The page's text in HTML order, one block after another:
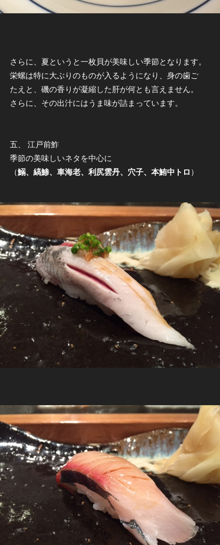
さらに、夏というと一枚貝が美味しい季節となります。
栄螺は特に大ぶりのものが入るようになり、身の歯ご
たえと、磯の香りが凝縮した肝が何とも言えません。
さらに、その出汁にはうま味が詰まっています。
五、 江戸前鮓
季節の美味しいネタを中心に
（鰯、縞鯵、車海老、利尻雲丹、穴子、本鮪中トロ）